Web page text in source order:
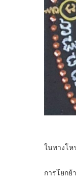
ในทางโ
การโยกย้